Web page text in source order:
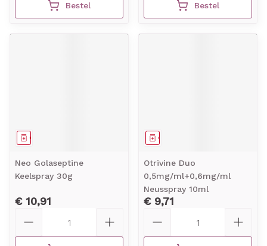
Bestel Bestel
Geneesmiddel
Neo Golaseptine
Keelspray 30g
€ 10,91
Geneesmiddel
Otrivine Duo
0,5mg/ml+0,6mg/ml
Neusspray 10ml
€ 9,71